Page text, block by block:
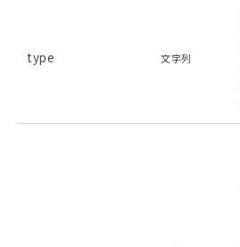
type 文字列